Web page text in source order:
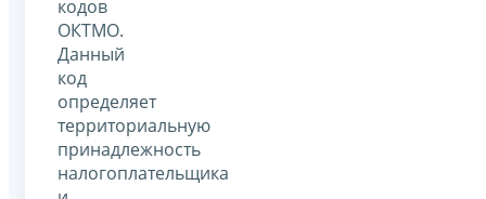
кодов
ОКТМО.
Данный
код
определяет
территориальную
принадлежность
налогоплательщика